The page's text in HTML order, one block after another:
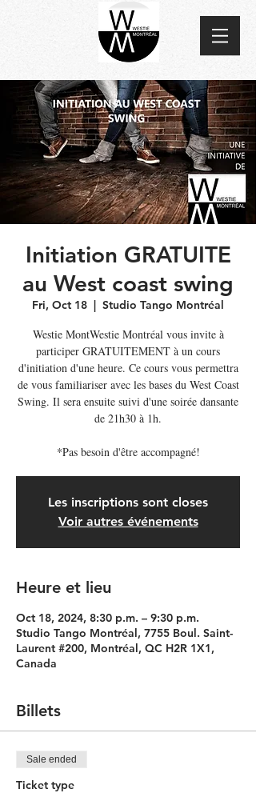
Initiation GRATUITE
au West coast swing
Fri, Oct 18
  |
Studio Tango Montréal
Westie MontWestie Montréal vous invite à
participer GRATUITEMENT à un cours
d'initiation d'une heure. Ce cours vous permettra
de vous familiariser avec les bases du West Coast
Swing. Il sera ensuite suivi d'une soirée dansante
de 21h30 à 1h.
*Pas besoin d'être accompagné!
Les inscriptions sont closes
Voir autres événements
Heure et lieu
Oct 18, 2024, 8:30 p.m. – 9:30 p.m.
Studio Tango Montréal, 7755 Boul. Saint-
Laurent #200, Montréal, QC H2R 1X1,
Canada
Billets
Sale ended
Ticket type